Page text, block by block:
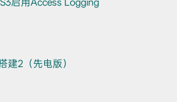
建2（先电版）